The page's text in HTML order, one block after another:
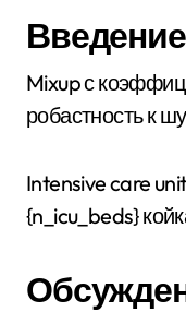
Введение
Mixup с
робастность к
Intensive care
{n_icu_beds}